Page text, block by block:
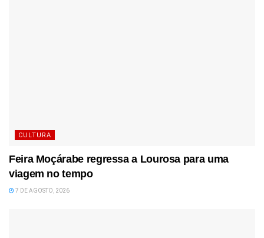
CULTURA
Feira Moçárabe regressa a Lourosa para uma
viagem no tempo
7 DE AGOSTO, 2026